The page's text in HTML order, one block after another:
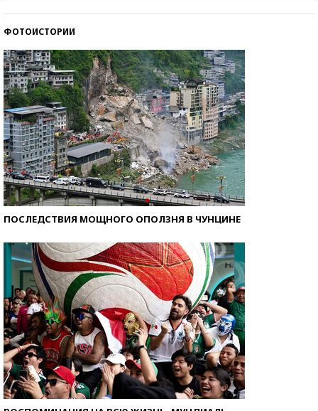
ФОТОИСТОРИИ
ПОСЛЕДСТВИЯ МОЩНОГО ОПОЛЗНЯ В ЧУНЦИНЕ